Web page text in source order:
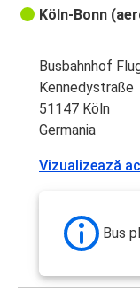
Köln-Bonn
Busbahnhof
Kennedystraße
51147 Köln
Germania
Vizualizează
Bus